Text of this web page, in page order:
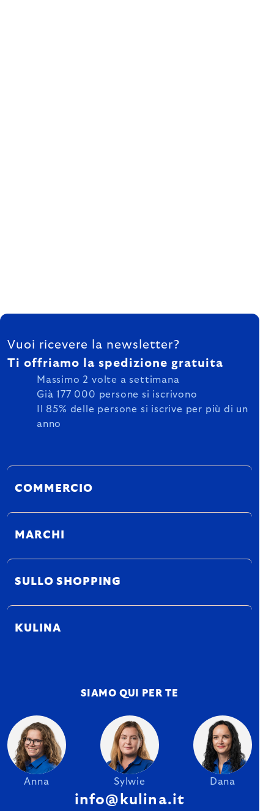
FOOTER
Vuoi ricevere la newsletter?
Ti offriamo la spedizione gratuita
Massimo 2 volte a settimana
Già 177 000 persone si iscrivono
Il 85% delle persone si iscrive per più di un
anno
COMMERCIO
MARCHI
SULLO SHOPPING
KULINA
SIAMO QUI PER TE
Anna Sylwie Dana
info@kulina.it